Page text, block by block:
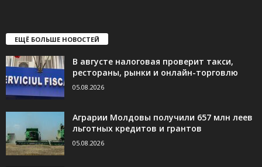
ЕЩЁ БОЛЬШЕ НОВОСТЕЙ
В августе налоговая проверит такси,
рестораны, рынки и онлайн-торговлю
05.08.2026
Аграрии Молдовы получили 657 млн леев
льготных кредитов и грантов
05.08.2026